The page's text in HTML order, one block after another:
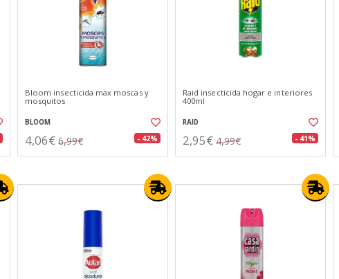
Bloom insecticida max moscas y
mosquitos
BLOOM
4,06€ 6,99€ - 42%
Raid insecticida hogar e interiores
400ml
RAID
2,95€ 4,99€ - 41%